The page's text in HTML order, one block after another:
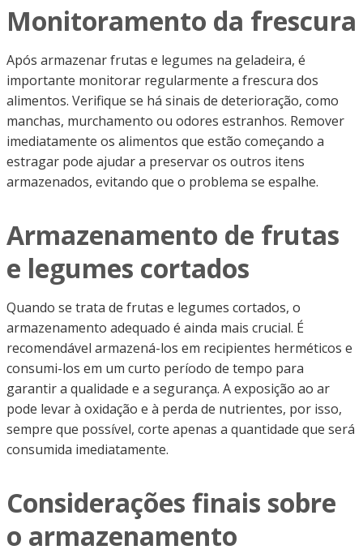
Monitoramento da frescura
Após armazenar frutas e legumes na geladeira, é
importante monitorar regularmente a frescura dos
alimentos. Verifique se há sinais de deterioração, como
manchas, murchamento ou odores estranhos. Remover
imediatamente os alimentos que estão começando a
estragar pode ajudar a preservar os outros itens
armazenados, evitando que o problema se espalhe.
Armazenamento de frutas
e legumes cortados
Quando se trata de frutas e legumes cortados, o
armazenamento adequado é ainda mais crucial. É
recomendável armazená-los em recipientes herméticos e
consumi-los em um curto período de tempo para
garantir a qualidade e a segurança. A exposição ao ar
pode levar à oxidação e à perda de nutrientes, por isso,
sempre que possível, corte apenas a quantidade que será
consumida imediatamente.
Considerações finais sobre
o armazenamento